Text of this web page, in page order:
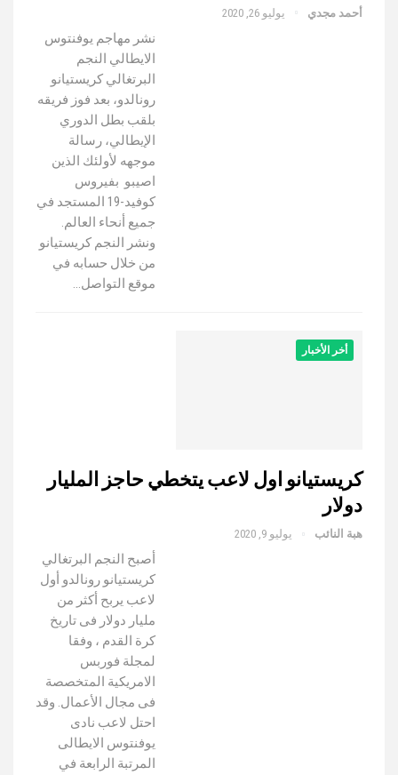
أحمد مجدي يوليو 26, 2020
نشر مهاجم يوفنتوس
الايطالي النجم
البرتغالي كريستيانو
رونالدو، بعد فوز فريقه
بلقب بطل الدوري
الإيطالي، رسالة
موجهه لأولئك الذين
اصيبو بفيروس
كوفيد-19 المستجد في
جميع أنحاء العالم.
ونشر النجم كريستيانو
من خلال حسابه في
موقع التواصل…
أخر الأخبار
كريستيانو اول لاعب يتخطي حاجز المليار
دولار
هبة النائب يوليو 9, 2020
أصبح النجم البرتغالي
كريستيانو رونالدو أول
لاعب يربح أكثر من
مليار دولار فى تاريخ
كرة القدم ، وفقا
لمجلة فوربس
الامريكية المتخصصة
فى مجال الأعمال. وقد
احتل لاعب نادى
يوفنتوس الايطالى
المرتبة الرابعة في